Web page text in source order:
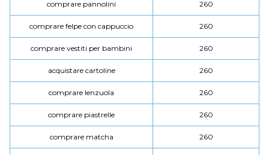
comprare pannolini 260
comprare felpe con cappuccio 260
comprare vestiti per bambini 260
acquistare cartoline 260
comprare lenzuola 260
comprare piastrelle 260
comprare matcha 260